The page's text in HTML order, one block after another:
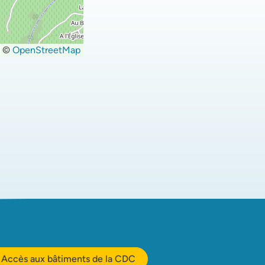
© OpenStreetMap
Accès aux bâtiments de la CDC